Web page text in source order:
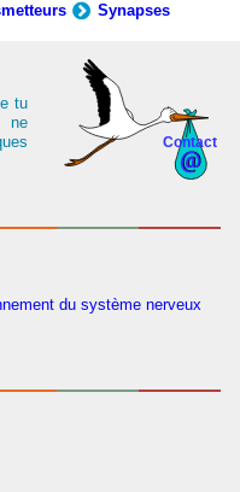
Synapses
Contact
tu
ne
du système nerveux